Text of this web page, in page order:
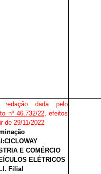
redação dada pelo
nº 46.732/22, efeitos
de 29/11/2022
CICLOWAY
E COMÉRCIO
ELÉTRICOS
Filial